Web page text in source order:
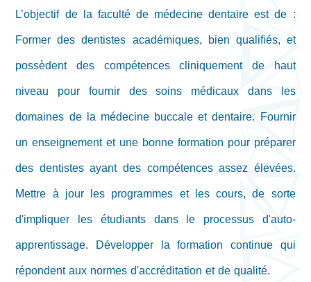
L’objectif de la faculté de médecine dentaire est de :
Former des dentistes académiques, bien qualifiés, et
possèdent des compétences cliniquement de haut
niveau pour fournir des soins médicaux dans les
domaines de la médecine buccale et dentaire. Fournir
un enseignement et une bonne formation pour préparer
des dentistes ayant des compétences assez élevées.
Mettre à jour les programmes et les cours, de sorte
d'impliquer les étudiants dans le processus d'auto-
apprentissage. Développer la formation continue qui
répondent aux normes d'accréditation et de qualité.